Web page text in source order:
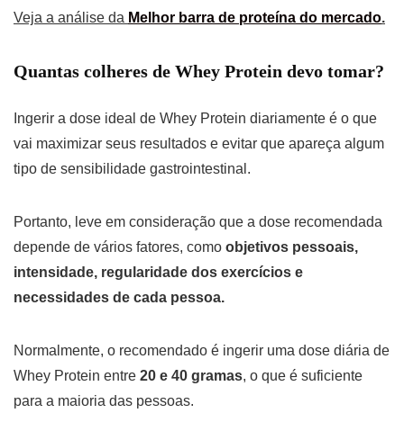
Veja a análise da Melhor barra de proteína do mercado.
Quantas colheres de Whey Protein devo tomar?
Ingerir a dose ideal de Whey Protein diariamente é o que
vai maximizar seus resultados e evitar que apareça algum
tipo de sensibilidade gastrointestinal.
Portanto, leve em consideração que a dose recomendada
depende de vários fatores, como objetivos pessoais,
intensidade, regularidade dos exercícios e
necessidades de cada pessoa.
Normalmente, o recomendado é ingerir uma dose diária de
Whey Protein entre 20 e 40 gramas, o que é suficiente
para a maioria das pessoas.